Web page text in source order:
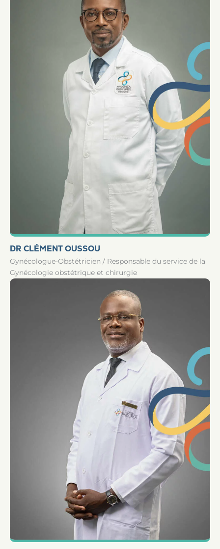
DR CLÉMENT OUSSOU
Gynécologue-Obstétricien / Responsable du service de la
Gynécologie obstétrique et chirurgie